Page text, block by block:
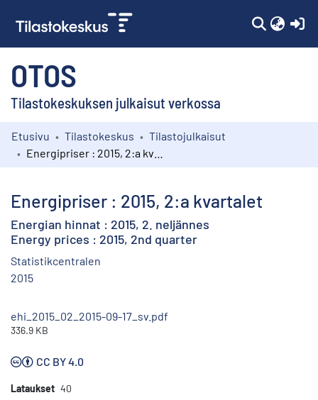
OTOS
Tilastokeskuksen julkaisut verkossa
Kokoelmat
Etusivu Tilastokeskus
Tilastojulkaisut
Energipriser : 2015, 2:a kvartalet
Energian hinnat : 2015, 2. neljännes
Energy prices : 2015, 2nd quarter
Statistikcentralen
2015
ehi_2015_02_2015-09-17_sv.pdf
336.9 KB
CC BY 4.0
Lataukset 40